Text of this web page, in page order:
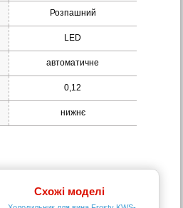
Розпашний
LED
автоматичне
0,12
нижнє
Схожі моделі